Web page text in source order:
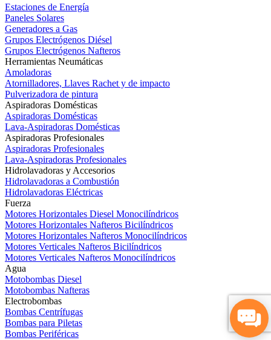
Estaciones de Energía
Paneles Solares
Generadores a Gas
Grupos Electrógenos Diésel
Grupos Electrógenos Nafteros
Herramientas Neumáticas
Amoladoras
Atornilladores, Llaves Rachet y de impacto
Pulverizadora de pintura
Aspiradoras Domésticas
Aspiradoras Domésticas
Lava-Aspiradoras Domésticas
Aspiradoras Profesionales
Aspiradoras Profesionales
Lava-Aspiradoras Profesionales
Hidrolavadoras y Accesorios
Hidrolavadoras a Combustión
Hidrolavadoras Eléctricas
Fuerza
Motores Horizontales Diesel Monocilíndricos
Motores Horizontales Nafteros Bicilíndricos
Motores Horizontales Nafteros Monocilíndricos
Motores Verticales Nafteros Bicilíndricos
Motores Verticales Nafteros Monocilíndricos
Agua
Motobombas Diesel
Motobombas Nafteras
Electrobombas
Bombas Centrífugas
Bombas para Piletas
Bombas Periféricas